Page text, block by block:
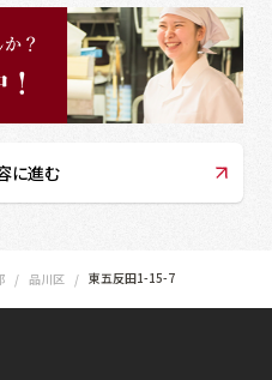
に進む
品川区 東五反田1-15-7